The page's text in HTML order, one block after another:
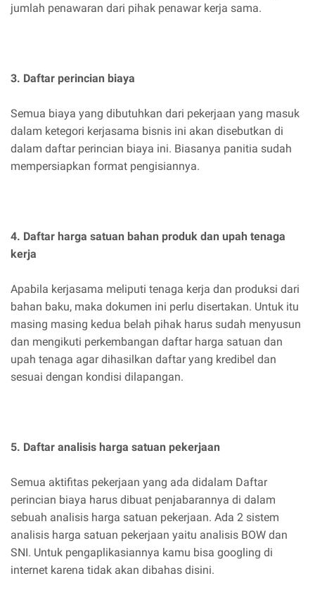
jumlah penawaran dari pihak penawar kerja sama.
3. Daftar perincian biaya
Semua biaya yang dibutuhkan dari pekerjaan yang masuk
dalam ketegori kerjasama bisnis ini akan disebutkan di
dalam daftar perincian biaya ini. Biasanya panitia sudah
mempersiapkan format pengisiannya.
4. Daftar harga satuan bahan produk dan upah tenaga
kerja
Apabila kerjasama meliputi tenaga kerja dan produksi dari
bahan baku, maka dokumen ini perlu disertakan. Untuk itu
masing masing kedua belah pihak harus sudah menyusun
dan mengikuti perkembangan daftar harga satuan dan
upah tenaga agar dihasilkan daftar yang kredibel dan
sesuai dengan kondisi dilapangan.
5. Daftar analisis harga satuan pekerjaan
Semua aktifitas pekerjaan yang ada didalam Daftar
perincian biaya harus dibuat penjabarannya di dalam
sebuah analisis harga satuan pekerjaan. Ada 2 sistem
analisis harga satuan pekerjaan yaitu analisis BOW dan
SNI. Untuk pengaplikasiannya kamu bisa googling di
internet karena tidak akan dibahas disini.